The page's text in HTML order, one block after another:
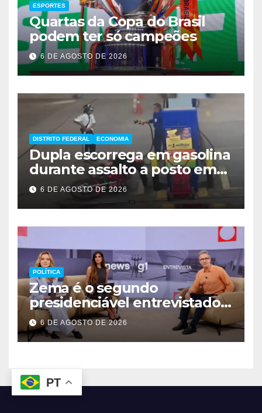
ESPORTES
Quartas da Copa do Brasil
podem ter só campeões
6 DE AGOSTO DE 2026
DISTRITO FEDERAL ECONOMIA
Dupla escorrega em gasolina
durante assalto a posto em
Ceilândia
6 DE AGOSTO DE 2026
POLÍTICA
Zema é o segundo
presidenciável entrevistado
pelo g1 e GloboNews
6 DE AGOSTO DE 2026
PT